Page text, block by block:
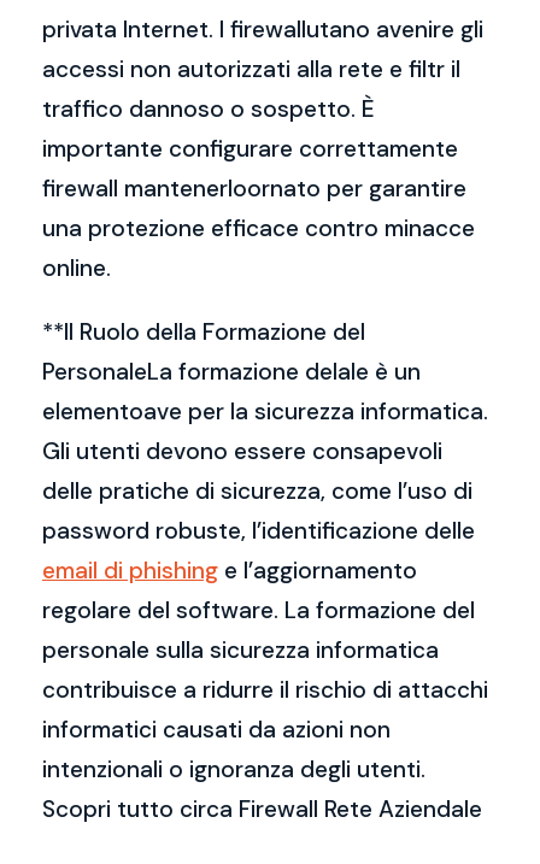
privata Internet. I firewallutano avenire gli
accessi non autorizzati alla rete e filtr il
traffico dannoso o sospetto. È
importante configurare correttamente
firewall mantenerloornato per garantire
una protezione efficace contro minacce
online.
**Il Ruolo della Formazione del
PersonaleLa formazione delale è un
elementoave per la sicurezza informatica.
Gli utenti devono essere consapevoli
delle pratiche di sicurezza, come l’uso di
password robuste, l’identificazione delle
email di phishing e l’aggiornamento
regolare del software. La formazione del
personale sulla sicurezza informatica
contribuisce a ridurre il rischio di attacchi
informatici causati da azioni non
intenzionali o ignoranza degli utenti.
Scopri tutto circa Firewall Rete Aziendale